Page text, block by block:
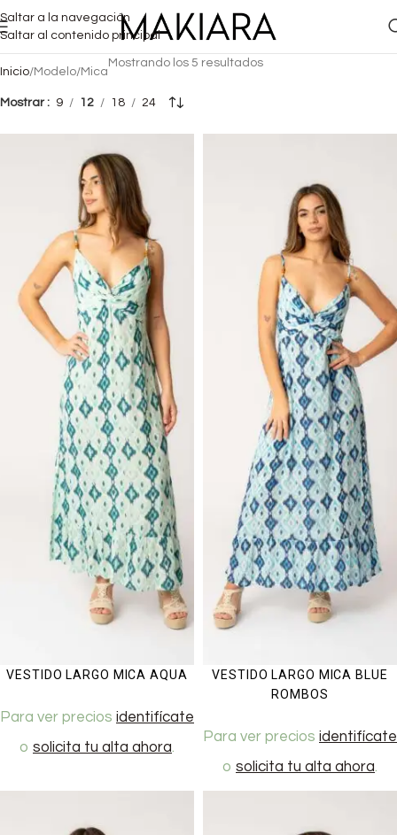
Saltar a la navegación
Saltar al contenido principal
Inicio Modelo Mica
Mostrando los 5 resultados
Mostrar 9 12 18 24
VESTIDO LARGO MICA AQUA
Para ver precios identifícate
o solicita tu alta ahora.
VESTIDO LARGO MICA BLUE
ROMBOS
Para ver precios identifícate
o solicita tu alta ahora.